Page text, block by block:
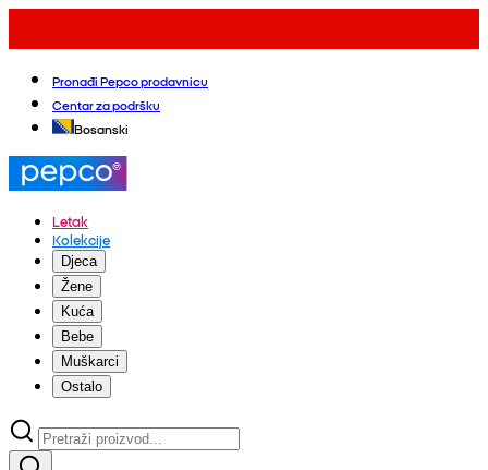
Pronađi Pepco prodavnicu
Centar za podršku
Bosanski
Letak
Kolekcije
Djeca
Žene
Kuća
Bebe
Muškarci
Ostalo